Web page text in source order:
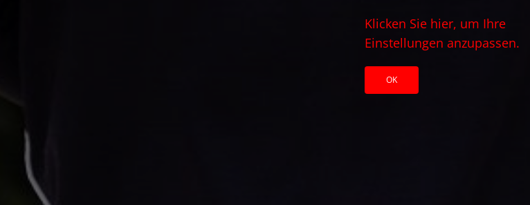
Klicken Sie hier, um Ihre
Einstellungen anzupassen.
OK